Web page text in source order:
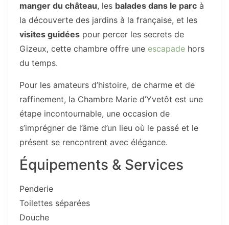
manger du château, les balades dans le parc à
la découverte des jardins à la française, et les
visites guidées pour percer les secrets de
Gizeux, cette chambre offre une escapade hors
du temps.
Pour les amateurs d’histoire, de charme et de
raffinement, la Chambre Marie d’Yvetôt est une
étape incontournable, une occasion de
s’imprégner de l’âme d’un lieu où le passé et le
présent se rencontrent avec élégance.
Équipements & Services
Penderie
Toilettes séparées
Douche